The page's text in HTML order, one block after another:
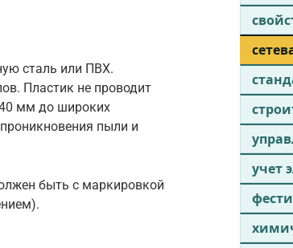
сталь или ПВХ.
Пластик не проводит
40 мм до широких
пыли и
быть с маркировкой
учет